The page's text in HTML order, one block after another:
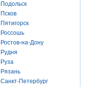
Подольск
Псков
Пятигорск
Россошь
Ростов-на-Дону
Рудня
Руза
Рязань
Санкт-Петербург